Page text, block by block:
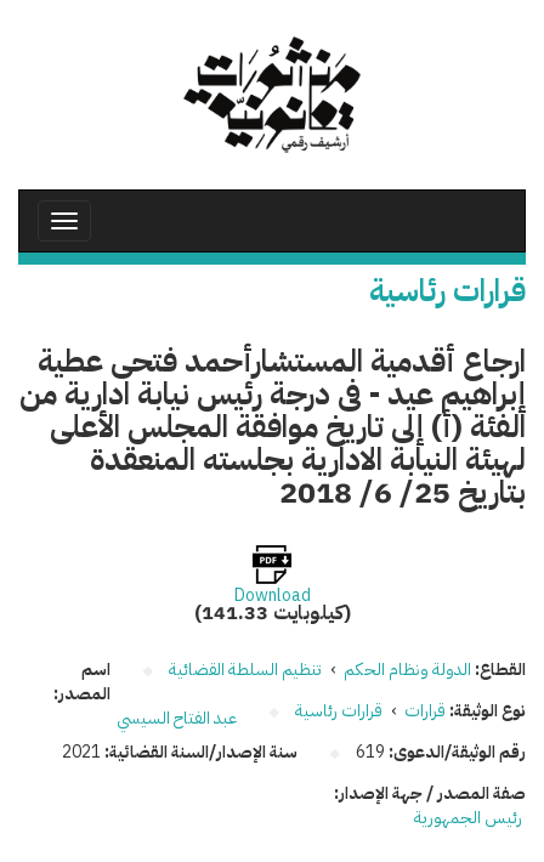
Toggle
قرارات رئاسية
ارجاع أقدمية المستشارأحمد فتحى عطية
إبراهيم عيد - فى درجة رئيس نيابة ادارية من
الفئة (أ) إلى تاريخ موافقة المجلس الأعلى
لهيئة النيابة الادارية بجلسته المنعقدة
بتاريخ 25/ 6/ 2018
Download
(141.33 كيلوبايت)
القطاع: الدولة ونظام الحكم › تنظيم السلطة القضائية
نوع الوثيقة: قرارات › قرارات رئاسية
رقم الوثيقة/الدعوى: 619 سنة الإصدار/السنة القضائية: 2021
اسم
المصدر:
عبد الفتاح السيسي
صفة المصدر / جهة الإصدار:
رئيس الجمهورية